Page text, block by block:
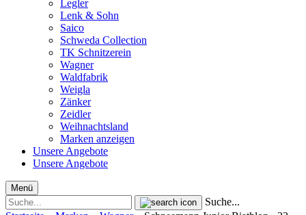
Legler
Lenk & Sohn
Saico
Schweda Collection
TK Schnitzerein
Wagner
Waldfabrik
Weigla
Zänker
Zeidler
Weihnachtsland
Marken anzeigen
Unsere Angebote
Unsere Angebote
Menü
Suche...